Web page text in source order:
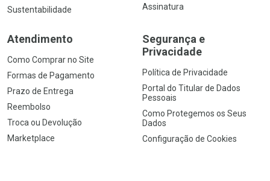
Sustentabilidade
Assinatura
Atendimento
Como Comprar no Site
Formas de Pagamento
Prazo de Entrega
Reembolso
Troca ou Devolução
Marketplace
Segurança e
Privacidade
Política de Privacidade
Portal do Titular de Dados
Pessoais
Como Protegemos os Seus
Dados
Configuração de Cookies